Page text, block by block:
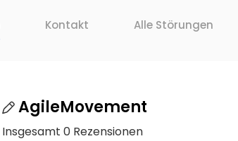
Kontakt Alle Störungen
AgileMovement
Insgesamt 0 Rezensionen